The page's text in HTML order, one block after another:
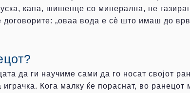
капа, шишенце со минерална, не
„оваа вода е сѐ што имаш до
да ги научиме сами да го носат својот
играчка. Кога малку ќе пораснат, во